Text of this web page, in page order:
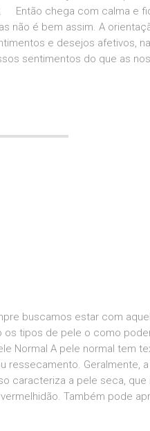
Então chega com calma e
não é bem assim. A
e desejos afetivos,
sentimentos do que as
buscamos estar com
os tipos de pele o como
Normal A pele normal tem
ressecamento. Geralmente,
caracteriza a pele seca, que
Também pode